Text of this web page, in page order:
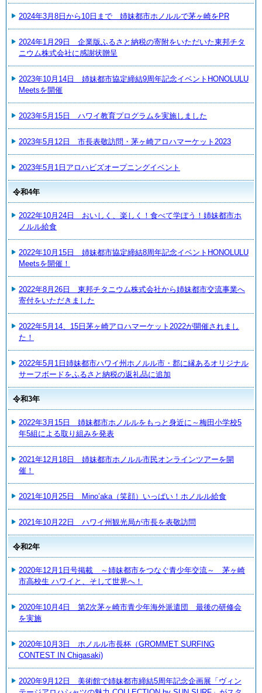
2024年3月8日から10日まで 姉妹都市ホノルルで茅ヶ崎をPR
2024年1月29日 企業版ふるさと納税の寄附をいただいた東邦チタ
ニウム株式会社に感謝状贈呈
2023年10月14日 姉妹都市協定締結9周年記念イベントHONOLULU
Meetsを開催
2023年5月15日 ハワイ教育プログラムを実施しました
2023年5月12日 市長表敬訪問・茅ヶ崎アロハマーケット2023
2023年5月1日アロハビズオープニングイベント
令和4年
2022年10月24日 おいしく、楽しく！食べて学ぼう！姉妹都市ホ
ノルル給食
2022年10月15日 姉妹都市協定締結8周年記念イベントHONOLULU
Meetsを開催！
2022年8月26日 東邦チタニウム株式会社から姉妹都市交流事業へ
寄付をいただきました
2022年5月14、15日茅ヶ崎アロハマーケット2022が開催されまし
た！
2022年5月1日姉妹都市ハワイ州ホノルル市・郡に縁あるオリジナル
サーフボードをふるさと納税の返礼品に追加
令和3年
2022年3月15日 姉妹都市ホノルルをもっと身近に～梅田小学校5
年5組による取り組みを発表
2021年12月18日 姉妹都市ホノルル市民オンラインツアーを開
催！
2021年10月25日 Mino’aka（笑顔）いっぱい！ホノルル給食
2021年10月22日 ハワイ州観光局が市長を表敬訪問
令和2年
2020年12月1日号掲載 ～姉妹都市をつなぐ青少年交流～ 茅ヶ崎
市高校生 ハワイと、そして世界へ！
2020年10月4日 第2次茅ヶ崎市青少年海外派遣団 最後の研修会
を実施
2020年10月3日 ホノルル市長杯（GROMMET SURFING
CONTEST IN Chigasaki)
2020年9月12日 美術館で姉妹都市締結5周年記念企画展「ヴィン